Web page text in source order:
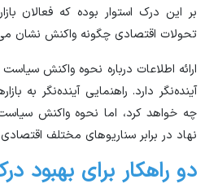
بر این درک استوار بوده که فعالان
تحولات اقتصادی چگونه واکنش نشان
ارائه اطلاعات درباره نحوه واکنش
آینده‌نگر دارد. راهنمایی آینده‌نگر به
چه خواهد کرد، اما نحوه واکنش
نهاد در برابر سناریو‌های مختلف
دو راهکار برای بهبود